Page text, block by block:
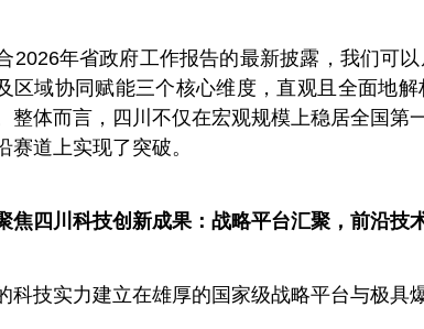
2026年省政府工作报告的最新披露 ，我们可
区域协同赋能三个核心维度，直观且全面地解
整体而言，四川不仅在宏观规模上稳居全国第
赛道上实现了突破。
焦四川科技创新成果：战略平台汇聚，前沿技
科技实力建立在雄厚的 国家级战略平台与极具